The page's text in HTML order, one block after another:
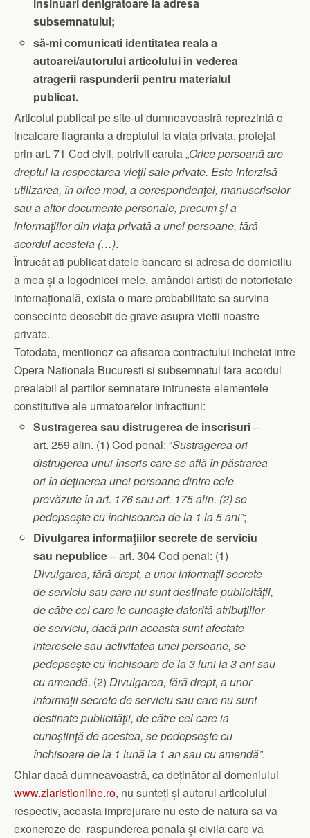
insinuari denigratoare la adresa
subsemnatului;
să-mi comunicati identitatea reala a
autoarei/autorului articolului în vederea
atragerii raspunderii pentru materialul
publicat.
Articolul publicat pe site-ul dumneavoastră reprezintă o
incalcare flagranta a dreptului la viața privata, protejat
prin art. 71 Cod civil, potrivit caruia „Orice persoană are
dreptul la respectarea vieţii sale private. Este interzisă
utilizarea, în orice mod, a corespondenţei, manuscriselor
sau a altor documente personale, precum şi a
informaţiilor din viaţa privată a unei persoane, fără
acordul acesteia (…).
Întrucât ati publicat datele bancare si adresa de domiciliu
a mea și a logodnicei mele, amândoi artisti de notorietate
internațională, exista o mare probabilitate sa survina
consecinte deosebit de grave asupra vietii noastre
private.
Totodata, mentionez ca afisarea contractului incheiat intre
Opera Nationala Bucuresti si subsemnatul fara acordul
prealabil al partilor semnatare intruneste elementele
constitutive ale urmatoarelor infractiuni:
Sustragerea sau distrugerea de inscrisuri–
art. 259 alin. (1) Cod penal: “Sustragereaori
distrugereaunui înscris care se află în păstrarea
ori în deţinerea unei persoane dintre cele
prevăzute în art. 176 sau art. 175 alin. (2) se
pedepseşte cu închisoarea de la 1 la 5 ani”;
Divulgarea informaţiilor secrete de serviciu
sau nepublice– art. 304 Cod penal: (1)
Divulgarea, fără drept, a unor informaţii secrete
de serviciu sau care nu sunt destinate publicităţii,
de către cel care le cunoaşte datorită atribuţiilor
de serviciu, dacă prin aceasta sunt afectate
interesele sau activitatea unei persoane,se
pedepseşte cuînchisoare de la 3 luni la 3 anisau
cu amendă. (2)Divulgarea, fără drept, a unor
informaţii secrete de serviciu sau care nu sunt
destinate publicităţii, de către cel care ia
cunoştinţă de acestea,se pedepseşte cu
închisoare de la 1 lună la 1 ansau cu amendă”.
Chiar dacă dumneavoastră, ca deținător al domeniului
www.ziaristionline.ro, nu sunteți și autorul articolului
respectiv, aceasta imprejurare nu este de natura sa va
exonereze de raspunderea penala și civila care va